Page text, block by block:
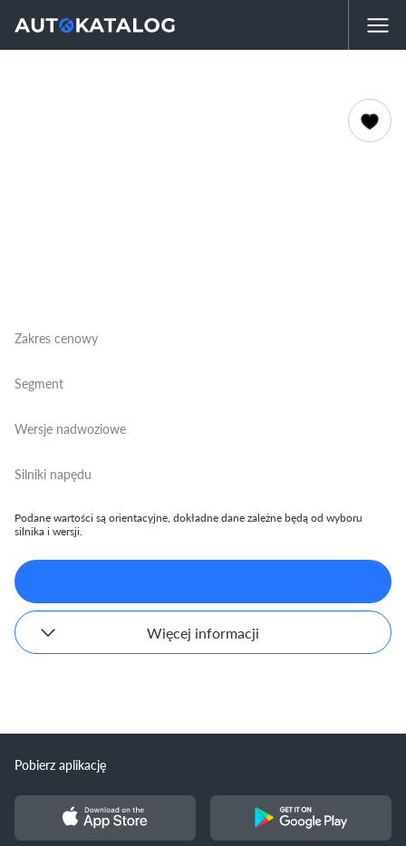
Zakres cenowy
Segment
Wersje nadwoziowe
Silniki napędu
Podane wartości są orientacyjne, dokładne dane zależne będą od wyboru
silnika i wersji.
Więcej informacji
Pobierz aplikację